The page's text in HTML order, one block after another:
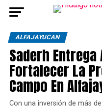
ALFAJAYUCAN
Saderh
Fortalecer La
Campo En
Con una inversión de más